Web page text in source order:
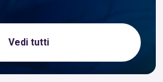
Vedi tutti